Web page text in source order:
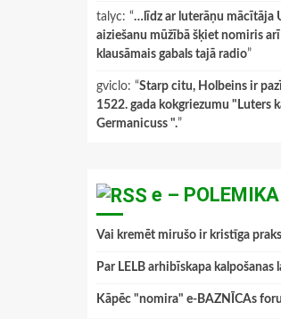
talyc: “…līdz ar luterāņu mācītāja
aiziešanu mūžībā šķiet nomiris
klausāmais gabals tajā radio”
gviclo: “Starp citu, Holbeins ir
1522. gada kokgriezumu "Luters
Germanicuss ".”
e – POLEMIKA
Vai kremēt mirušo ir kristīga
Par LELB arhibīskapa kalpošanas
Kāpēc "nomira" e-BAZNĪCAs